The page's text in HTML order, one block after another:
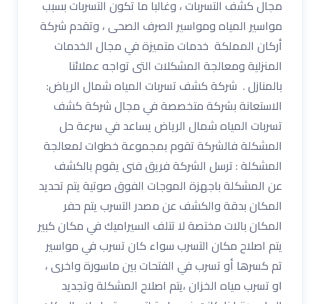
مجال كشف التسربات ، وغالبا ما تكون التسربات بسبب
مواسير المياه ومواسير الصرف الصحى ، وتقدم شركة
أركان المملكة خدمات متميزة في مجال الخدمات
المنزلية ومعالجة المشكلات التى تواجه عملائنا
بالمنازل . شركة كشف تسربات المياه شمال الرياض:
الاستعانة بشركة متخصصة في مجال شركة كشف
تسربات المياه شمال الرياض يساعد في سرعة حل
المشكلة فالشركة تقوم بمجموعة خطوات لمعالجة
المشكلة : ترسل الشركة فريق فنى يقوم بالكشف
عن المشكلة باجهزة الموجات الفوق صوتية يتم تحديد
المكان بدقة والكشف عن مصدر التسرب يتم حفر
المكان بالات مختصة لا تتلف السيراميك في مكان كبير
يتم اصلاح مكان التسرب سواء كان تسرب في مواسير
تم كسرها أو تسرب في الفتحات بين ماسورة واخرى ،
او تسرب مياه الخزان ،يتم اصلاح المشكلة وتجديد